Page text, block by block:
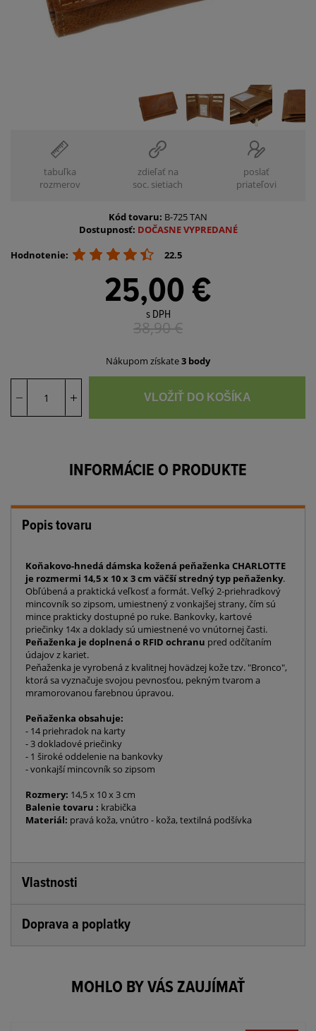
tabuľka
rozmerov
zdieľať na
soc. sietiach
poslať
priateľovi
Kód tovaru: B-725 TAN
Dostupnosť: DOČASNE VYPREDANÉ
Hodnotenie:
22.5
25,00 €
s DPH
38,90€
Nákupom získate3 body
VLOŽIŤ DO KOŠÍKA
INFORMÁCIE O PRODUKTE
Popis tovaru
Koňakovo-hnedá dámska kožená peňaženka CHARLOTTE
je rozmermi 14,5 x 10 x 3 cm väčší stredný typ peňaženky.
Obľúbená a praktická veľkosť a formát. Veľký 2-priehradkový
mincovník so zipsom, umiestnený z vonkajšej strany, čím sú
mince prakticky dostupné po ruke. Bankovky, kartové
priečinky 14x a doklady sú umiestnené vo vnútornej časti.
Peňaženka je doplnená o RFID ochranu pred odčítaním
údajov z kariet.
Peňaženka je vyrobená z kvalitnej hovädzej kože tzv. "Bronco",
ktorá sa vyznačuje svojou pevnosťou, pekným tvarom a
mramorovanou farebnou úpravou.
Peňaženka obsahuje:
- 14 priehradok na karty
- 3 dokladové priečinky
- 1 široké oddelenie na bankovky
- vonkajší mincovník so zipsom
Rozmery: 14,5 x 10 x 3 cm
Balenie tovaru : krabička
Materiál: pravá koža, vnútro - koža, textilná podšívka
Vlastnosti
Doprava a poplatky
MOHLO BY VÁS ZAUJÍMAŤ